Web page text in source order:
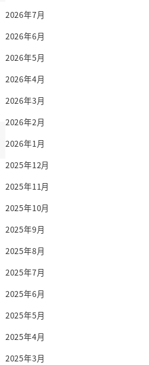
2026年7月
2026年6月
2026年5月
2026年4月
2026年3月
2026年2月
2026年1月
2025年12月
2025年11月
2025年10月
2025年9月
2025年8月
2025年7月
2025年6月
2025年5月
2025年4月
2025年3月